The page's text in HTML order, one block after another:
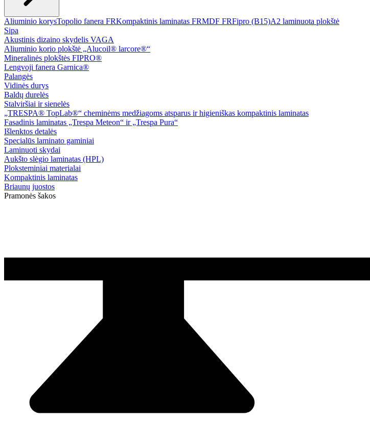
Aliuminio korysTopolio fanera FRKompaktinis laminatas FRMDF FRFipro (B15)A2 laminuota plokštė
Sipa
Akustinis dizaino skydelis VAGA
Aliuminio korio plokštė „Alucoil® larcore®“
Mineralinės plokštės FIPRO®
Lengvoji fanera Garnica®
Palangės
Vidinės durys
Baldų durelės
Stalviršiai ir sienelės
„TRESPA® TopLab®“ cheminėms medžiagoms atsparus ir higieniškas kompaktinis laminatas
Fasadinis laminatas „Trespa Meteon“ ir „Trespa Pura“
Išlenktos detalės
Specialūs laminato gaminiai
Laminuoti skydai
Aukšto slėgio laminatas (HPL)
Ploksteminiai materialai
Kompaktinis laminatas
Briaunų juostos
Pramonės šakos